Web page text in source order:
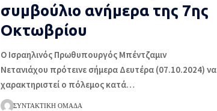
συμβούλιο ανήμερα της 7ης
Οκτωβρίου
Ο Ισραηλινός Πρωθυπουργός Μπέντζαμιν
Νετανιάχου πρότεινε σήμερα Δευτέρα (07.10.2024) να
χαρακτηριστεί ο πόλεμος κατά…
ΣΥΝΤΑΚΤΙΚΉ ΟΜΆΔΑ